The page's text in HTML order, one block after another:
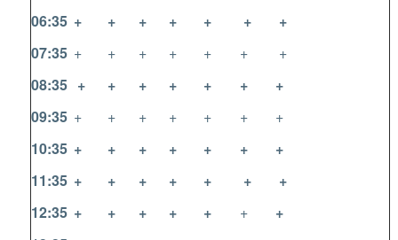
06:35 + + + + + +
+
07:35 + + + + + +
+
08:35 + + + + + +
+
09:35 + + + + + +
+
10:35 + + + + + +
+
11:35 + + + + + +
+
12:35 + + + + + +
+